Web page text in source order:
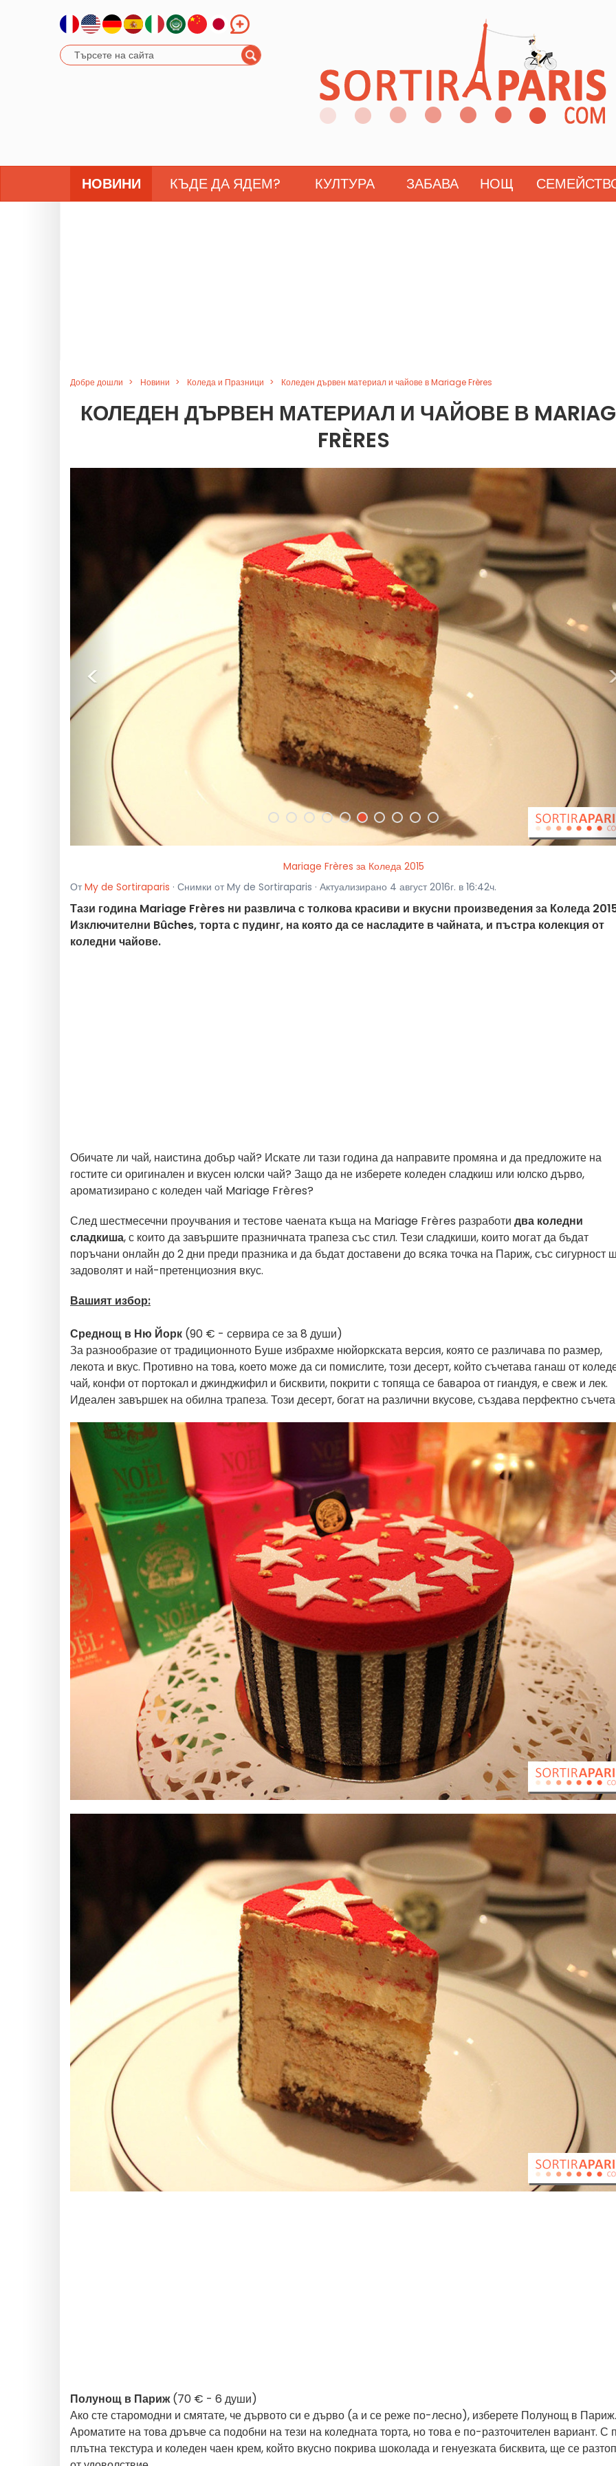
НОВИНИ КЪДЕ ДА ЯДЕМ? КУЛТУРА ЗАБАВА НОЩ
Добре дошли Новини Коледа и Празници Коледен дървен материал и чайове в Mariage Frères
КОЛЕДЕН ДЪРВЕН МАТЕРИАЛ И ЧАЙОВЕ В
FRÈRES
<
Mariage Frères за Коледа 2015
От My de Sortiraparis · Снимки от My de Sortiraparis · Актуализирано 4 август 2016г. в 16:42ч.
Тази година Mariage Frères ни развлича с толкова красиви и вкусни произведения за Коледа
Изключителни Bûches, торта с пудинг, на която да се насладите в чайната, и пъстра колекция от
коледни чайове.
Обичате ли чай, наистина добър чай? Искате ли тази година да направите промяна и да предложите на
гостите си оригинален и вкусен юлски чай? Защо да не изберете коледен сладкиш или юлско дърво,
ароматизирано с коледен чай Mariage Frères?
След шестмесечни проучвания и тестове чаената къща на Mariage Frères разработи два коледни
сладкиша, с които да завършите празничната трапеза със стил. Тези сладкиши, които могат да бъдат
поръчани онлайн до 2 дни преди празника и да бъдат доставени до всяка точка на Париж, със сигурност
задоволят и най-претенциозния вкус.
Вашият избор:
Среднощ в Ню Йорк (90 € - сервира се за 8 души)
За разнообразие от традиционното Буше избрахме нюйоркската версия, която се различава по размер,
лекота и вкус. Противно на това, което може да си помислите, този десерт, който съчетава ганаш от
чай, конфи от портокал и джинджифил и бисквити, покрити с топяща се бавароа от гиандуя, е свеж и лек.
Идеален завършек на обилна трапеза. Този десерт, богат на различни вкусове, създава перфектно
Полунощ в Париж(70 € - 6 души)
Ако сте старомодни и смятате, че дървото си е дърво (а и се реже по-лесно), изберете Полунощ в Париж.
Ароматите на това дръвче са подобни на тези на коледната торта, но това е по-разточителен вариант. С
плътна текстура и коледен чаен крем, който вкусно покрива шоколада и генуезката бисквита, ще се